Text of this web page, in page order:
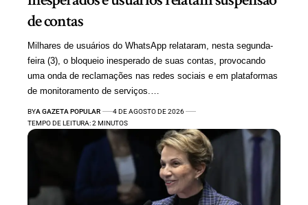
de contas
Milhares de usuários do WhatsApp relataram, nesta segunda-
feira (3), o bloqueio inesperado de suas contas, provocando
uma onda de reclamações nas redes sociais e em plataformas
de monitoramento de serviços.…
BYA GAZETA POPULAR
4 DE AGOSTO DE 2026
TEMPO DE LEITURA: 2 MINUTOS